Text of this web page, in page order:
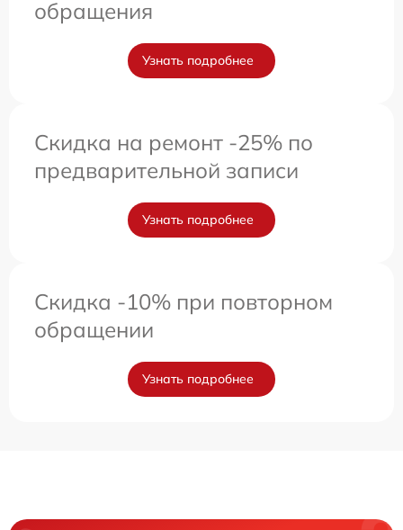
обращения
Узнать подробнее
Скидка на ремонт -25% по
предварительной записи
Узнать подробнее
Скидка -10% при повторном
обращении
Узнать подробнее